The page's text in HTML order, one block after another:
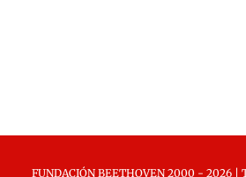
FUNDACIÓN BEETHOVEN 2000 - 2026 |